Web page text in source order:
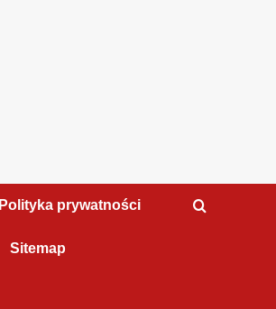
Polityka prywatności
Sitemap